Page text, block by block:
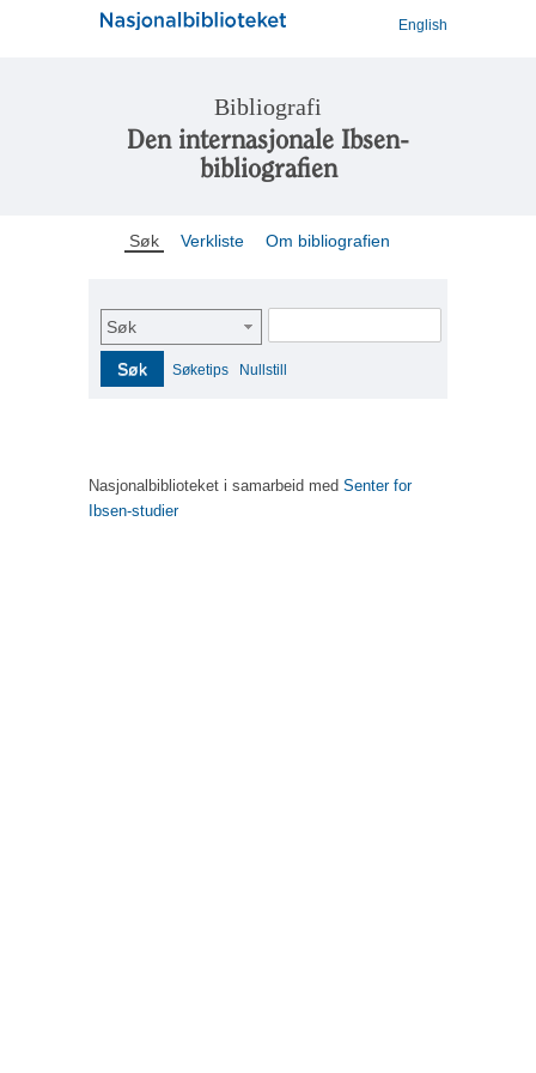
English
Bibliografi
Den internasjonale Ibsen-
bibliografien
Søk Verkliste Om bibliografien
Søk
Søk Søketips Nullstill
Nasjonalbiblioteket i samarbeid med Senter for
Ibsen-studier